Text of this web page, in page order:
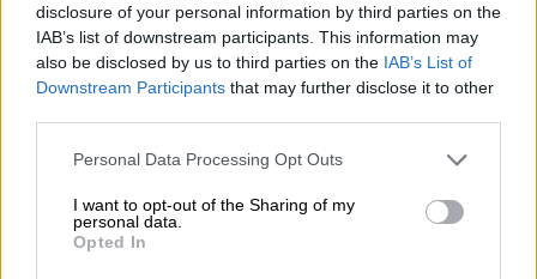
disclosure of your personal information by third parties on the
IAB’s list of downstream participants. This information may
also be disclosed by us to third parties on the IAB’s List of
Downstream Participants that may further disclose it to other
Please note that this website/app uses one or more Google
not limited to your visit or usage behaviour. You may click to
grant or deny consent to Google and its third-party tags to
use your data for below specified purposes in below Google
Personal Data Processing Opt Outs
I want to opt-out of the Sharing of my
personal data.
Opted In